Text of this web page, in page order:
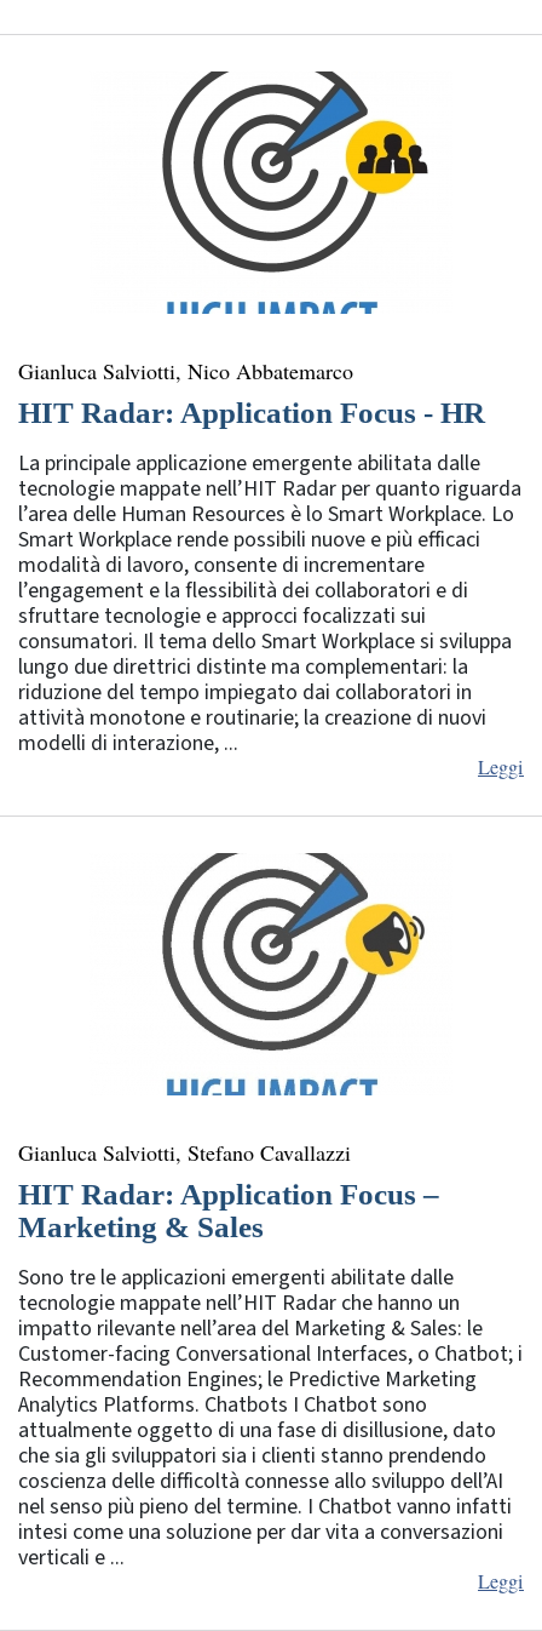
Gianluca Salviotti, Nico Abbatemarco
HIT Radar: Application Focus - HR
La principale applicazione emergente abilitata dalle
tecnologie mappate nell’HIT Radar per quanto riguarda
l’area delle Human Resources è lo Smart Workplace. Lo
Smart Workplace rende possibili nuove e più efficaci
modalità di lavoro, consente di incrementare
l’engagement e la flessibilità dei collaboratori e di
sfruttare tecnologie e approcci focalizzati sui
consumatori. Il tema dello Smart Workplace si sviluppa
lungo due direttrici distinte ma complementari: la
riduzione del tempo impiegato dai collaboratori in
attività monotone e routinarie; la creazione di nuovi
modelli di interazione, ...
Leggi
Gianluca Salviotti, Stefano Cavallazzi
HIT Radar: Application Focus –
Marketing & Sales
Sono tre le applicazioni emergenti abilitate dalle
tecnologie mappate nell’HIT Radar che hanno un
impatto rilevante nell’area del Marketing & Sales: le
Customer-facing Conversational Interfaces, o Chatbot; i
Recommendation Engines; le Predictive Marketing
Analytics Platforms. Chatbots I Chatbot sono
attualmente oggetto di una fase di disillusione, dato
che sia gli sviluppatori sia i clienti stanno prendendo
coscienza delle difficoltà connesse allo sviluppo dell’AI
nel senso più pieno del termine. I Chatbot vanno infatti
intesi come una soluzione per dar vita a conversazioni
verticali e ...
Leggi